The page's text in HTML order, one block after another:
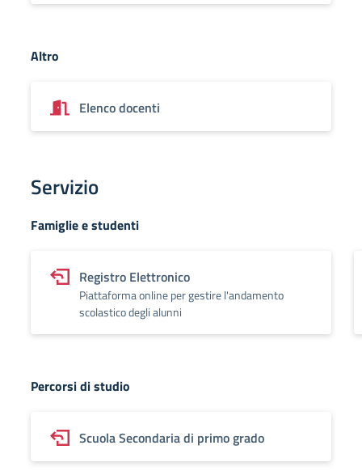
Altro
Elenco docenti
Servizio
Famiglie e studenti
Registro Elettronico
Piattaforma online per gestire l'andamento
scolastico degli alunni
Percorsi di studio
Scuola Secondaria di primo grado